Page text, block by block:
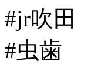
#jr吹田
#虫歯